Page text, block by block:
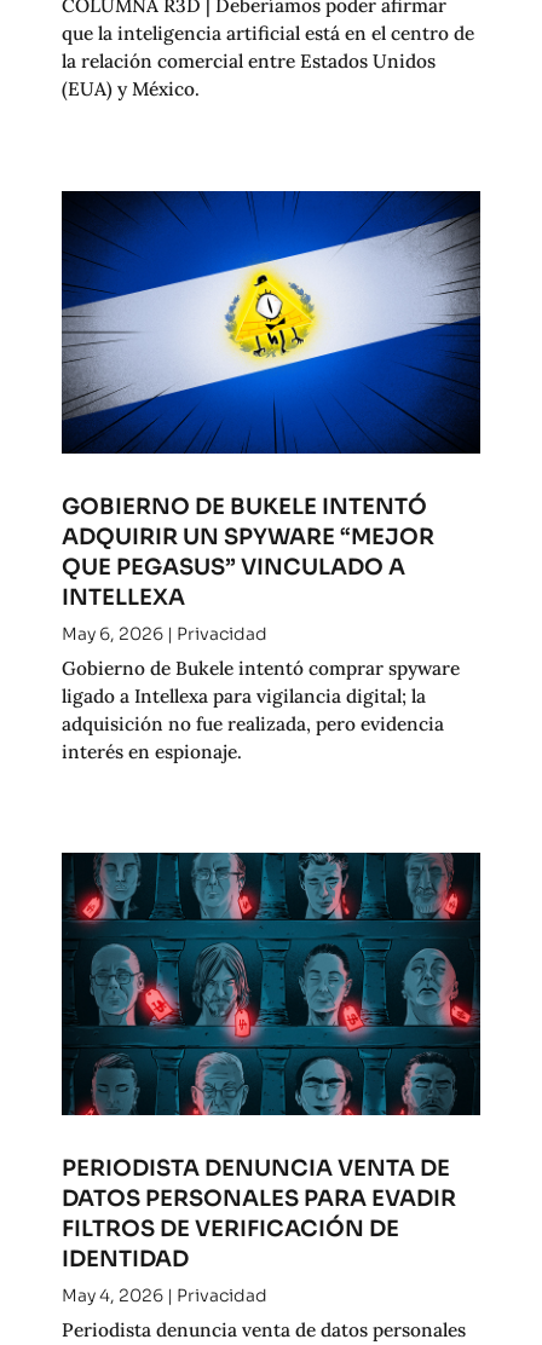
que la inteligencia artificial está en el centro de
la relación comercial entre Estados Unidos
(EUA) y México.
GOBIERNO DE BUKELE INTENTÓ
ADQUIRIR UN SPYWARE “MEJOR
QUE PEGASUS” VINCULADO A
INTELLEXA
May 6, 2026| Privacidad
Gobierno de Bukele intentó comprar spyware
ligado a Intellexa para vigilancia digital; la
adquisición no fue realizada, pero evidencia
interés en espionaje.
PERIODISTA DENUNCIA VENTA DE
DATOS PERSONALES PARA EVADIR
FILTROS DE VERIFICACIÓN DE
IDENTIDAD
May 4, 2026| Privacidad
Periodista denuncia venta de datos personales